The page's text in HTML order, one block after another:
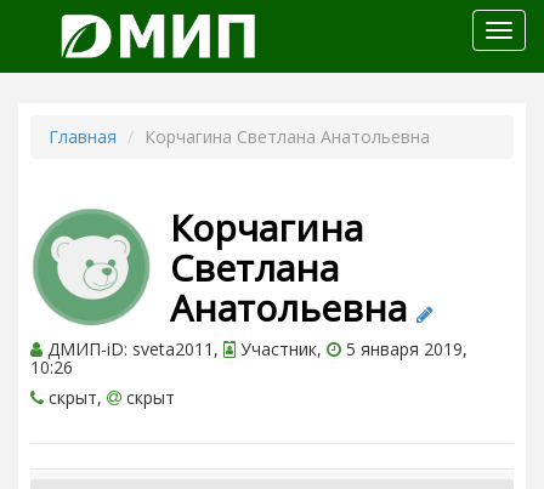
меню
Главная Корчагина Светлана Анатольевна
Корчагина
Светлана
Анатольевна
ДМИП-iD: sveta2011, Участник, 5 января 2019,
10:26
скрыт,
скрыт